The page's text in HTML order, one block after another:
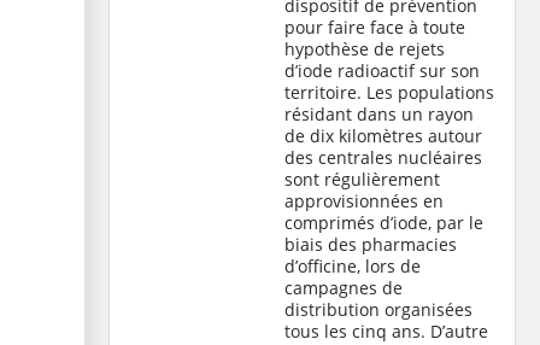
dispositif de prévention
pour faire face à toute
hypothèse de rejets
d’iode radioactif sur son
territoire. Les populations
résidant dans un rayon
de dix kilomètres autour
des centrales nucléaires
sont régulièrement
approvisionnées en
comprimés d’iode, par le
biais des pharmacies
d’officine, lors de
campagnes de
distribution organisées
tous les cinq ans. D’autre